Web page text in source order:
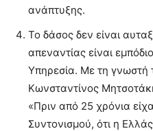
ανάπτυξης.
Το δάσος δεν είναι
απεναντίας είναι
Υπηρεσία. Με τη γνωστή
Κωνσταντίνος
«Πριν από 25 χρόνια
Συντονισμού, ότι η